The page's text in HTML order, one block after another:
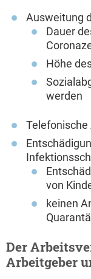
Ausweitung
Dauer
Höhe
werden
von
keinen
Der
Arbeitgeber